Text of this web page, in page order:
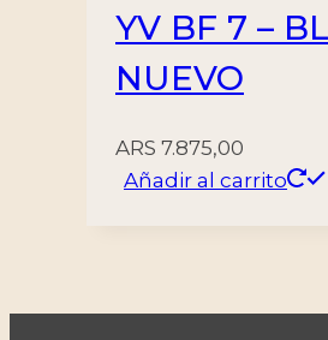
YV BF 7 –
NUEVO
ARS 7.875,00
Añadir al carrito